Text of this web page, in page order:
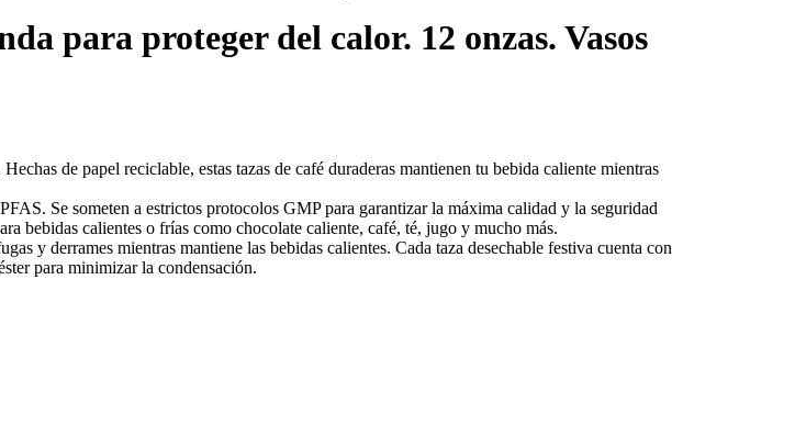
para proteger del calor. 12 onzas. Vasos
de papel reciclable, estas tazas de café duraderas mantienen tu bebida caliente mientras
Se someten a estrictos protocolos GMP para garantizar la máxima calidad y la seguridad
bebidas calientes o frías como chocolate caliente, café, té, jugo y mucho más.
y derrames mientras mantiene las bebidas calientes. Cada taza desechable festiva cuenta con
para minimizar la condensación.